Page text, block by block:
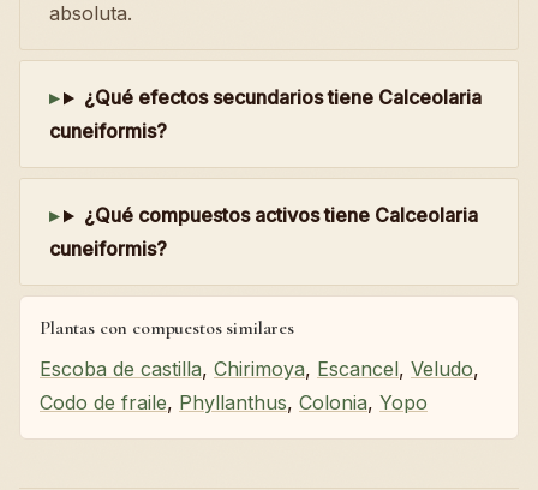
absoluta.
¿Qué efectos secundarios tiene Calceolaria
cuneiformis?
¿Qué compuestos activos tiene Calceolaria
cuneiformis?
Plantas con compuestos similares
Escoba de castilla, Chirimoya, Escancel, Veludo,
Codo de fraile, Phyllanthus, Colonia, Yopo